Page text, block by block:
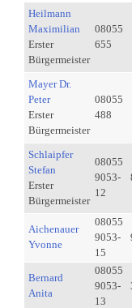
Heilmann
Maximilian
Erster
Bürgermeister
08055
655
Mayer Dr.
Peter
Erster
Bürgermeister
08055
488
Schlaipfer
Stefan
Erster
Bürgermeister
08055
9053-
12
Aichenauer
Yvonne
08055
9053-
15
Bernard
Anita
08055
9053-
13